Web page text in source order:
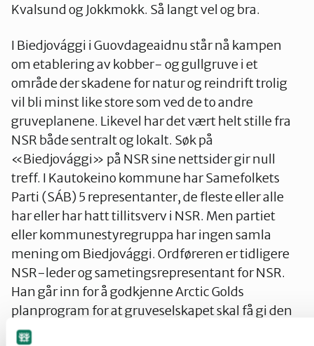
Kvalsund og Jokkmokk. Så langt vel og bra.
I Biedjovággi i Guovdageaidnu står nå kampen
om etablering av kobber- og gullgruve i et
område der skadene for natur og reindrift trolig
vil bli minst like store som ved de to andre
gruveplanene. Likevel har det vært helt stille fra
NSR både sentralt og lokalt. Søk på
«Biedjovággi» på NSR sine nettsider gir null
treff. I Kautokeino kommune har Samefolkets
Parti (SÁB) 5 representanter, de fleste eller alle
har eller har hatt tillitsverv i NSR. Men partiet
eller kommunestyregruppa har ingen samla
mening om Biedjovággi. Ordføreren er tidligere
NSR-leder og sametingsrepresentant for NSR.
Han går inn for å godkjenne Arctic Golds
planprogram for at gruveselskapet skal få gi den
informasjonen de ønsker kamuflert som